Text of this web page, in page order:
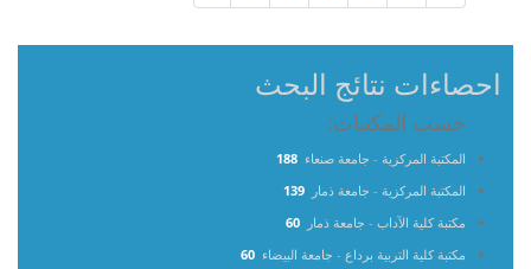
احصاءات نتائج البحث
حسب المكتبات:
المكتبة المركزية - جامعة صنعاء 188
المكتبة المركزية - جامعة ذمار 139
مكتبة كلية الآداب - جامعة ذمار 60
مكتبة كلية التربية برداع - جامعة البيضاء 60